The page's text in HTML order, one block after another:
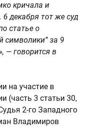
кричала и
декабря тот же суд
статье о
символики” за 9
— говорится в
на участие в
(часть 3 статьи 30,
2-го Западного
Владимиров